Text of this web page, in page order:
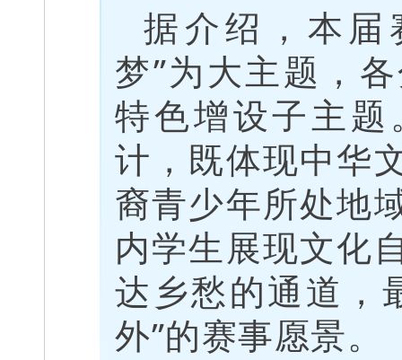
据介绍，本届
梦”为大主题，
特色增设子主题
计，既体现中华
裔青少年所处地
内学生展现文化
达乡愁的通道，
外”的赛事愿景。